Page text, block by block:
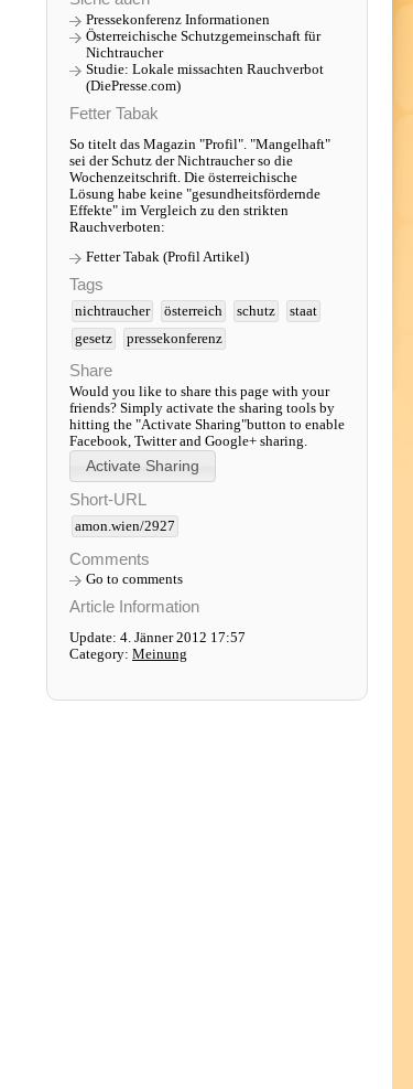
Pressekonferenz Informationen
Österreichische Schutzgemeinschaft für
Nichtraucher
Studie: Lokale missachten Rauchverbot
(DiePresse.com)
Fetter Tabak
So titelt das Magazin "Profil". "Mangelhaft"
sei der Schutz der Nichtraucher so die
Wochenzeitschrift. Die österreichische
Lösung habe keine "gesundheitsfördernde
Effekte" im Vergleich zu den strikten
Rauchverboten:
Fetter Tabak (Profil Artikel)
Tags
nichtraucher österreich schutz
staat
gesetz
pressekonferenz
Share
Would you like to share this page with your
friends? Simply activate the sharing tools by
hitting the "Activate Sharing"button to enable
Facebook, Twitter and Google+ sharing.
Short-URL
amon.wien/2927
Comments
Go to comments
Article Information
Update: 4. Jänner 2012 17:57
Category: Meinung